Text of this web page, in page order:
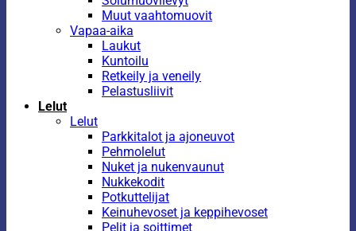
Muut vaahtomuovit
Vapaa-aika
Laukut
Kuntoilu
Retkeily ja veneily
Pelastusliivit
Lelut
Lelut
Parkkitalot ja ajoneuvot
Pehmolelut
Nuket ja nukenvaunut
Nukkekodit
Potkuttelijat
Keinuhevoset ja keppihevoset
Pelit ja soittimet